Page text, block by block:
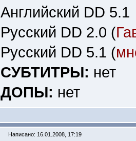
Английский DD 5.1
Русский DD 2.0 (
Русский DD 5.1 (
СУБТИТРЫ: нет
ДОПЫ: нет
Написано: 16.01.2008, 17:19